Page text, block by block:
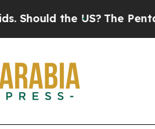
the US?The Pentagon Is